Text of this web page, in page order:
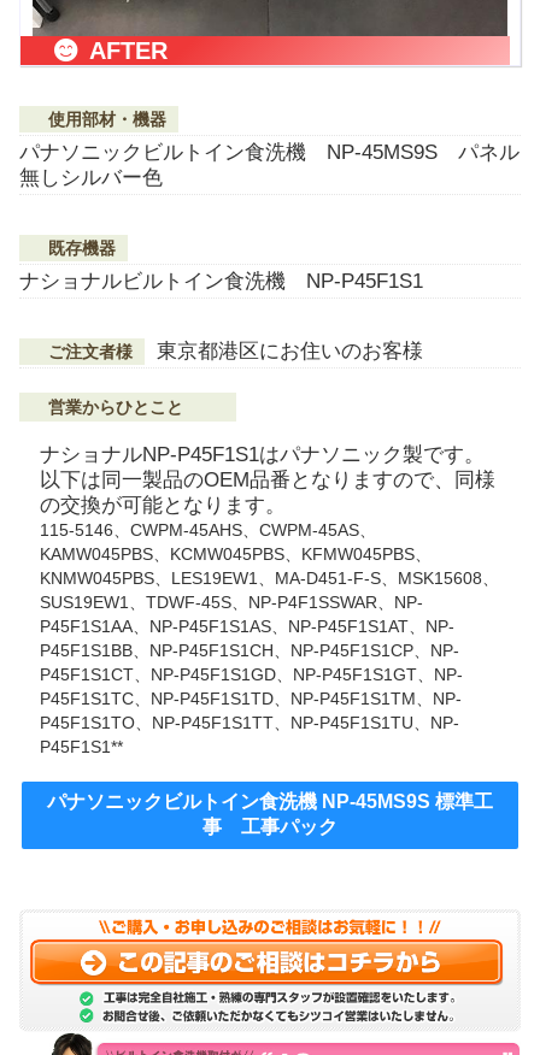
AFTER
使用部材・機器
パナソニックビルトイン食洗機 NP-45MS9S パネル
無しシルバー色
既存機器
ナショナルビルトイン食洗機 NP-P45F1S1
ご注文者様 東京都港区にお住いのお客様
営業からひとこと
ナショナルNP-P45F1S1はパナソニック製です。
以下は同一製品のOEM品番となりますので、同様
の交換が可能となります。
115-5146、CWPM-45AHS、CWPM-45AS、
KAMW045PBS、KCMW045PBS、KFMW045PBS、
KNMW045PBS、LES19EW1、MA-D451-F-S、MSK15608、
SUS19EW1、TDWF-45S、NP-P4F1SSWAR、NP-
P45F1S1AA、NP-P45F1S1AS、NP-P45F1S1AT、NP-
P45F1S1BB、NP-P45F1S1CH、NP-P45F1S1CP、NP-
P45F1S1CT、NP-P45F1S1GD、NP-P45F1S1GT、NP-
P45F1S1TC、NP-P45F1S1TD、NP-P45F1S1TM、NP-
P45F1S1TO、NP-P45F1S1TT、NP-P45F1S1TU、NP-
P45F1S1**
パナソニックビルトイン食洗機 NP-45MS9S 標準工
事 工事パック